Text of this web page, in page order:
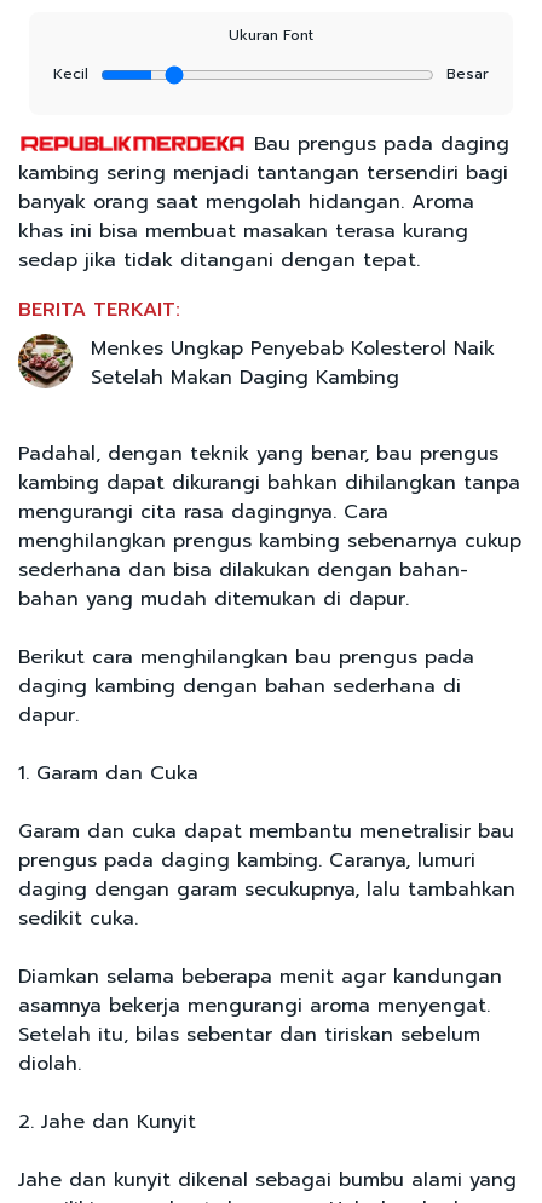
Ukuran Font
Kecil
Besar
Bau prengus pada daging
kambing sering menjadi tantangan tersendiri bagi
banyak orang saat mengolah hidangan. Aroma
khas ini bisa membuat masakan terasa kurang
sedap jika tidak ditangani dengan tepat.
BERITA TERKAIT:
Menkes Ungkap Penyebab Kolesterol Naik
Setelah Makan Daging Kambing
Padahal, dengan teknik yang benar, bau prengus
kambing dapat dikurangi bahkan dihilangkan tanpa
mengurangi cita rasa dagingnya. Cara
menghilangkan prengus kambing sebenarnya cukup
sederhana dan bisa dilakukan dengan bahan-
bahan yang mudah ditemukan di dapur.
Berikut cara menghilangkan bau prengus pada
daging kambing dengan bahan sederhana di
dapur.
1. Garam dan Cuka
Garam dan cuka dapat membantu menetralisir bau
prengus pada daging kambing. Caranya, lumuri
daging dengan garam secukupnya, lalu tambahkan
sedikit cuka.
Diamkan selama beberapa menit agar kandungan
asamnya bekerja mengurangi aroma menyengat.
Setelah itu, bilas sebentar dan tiriskan sebelum
diolah.
2. Jahe dan Kunyit
Jahe dan kunyit dikenal sebagai bumbu alami yang